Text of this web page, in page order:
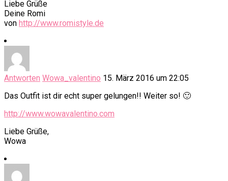
Liebe Grüße
Deine Romi
von http://www.romistyle.de
Antworten Wowa_valentino 15. März 2016 um 22:05
Das Outfit ist dir echt super gelungen!! Weiter so! 🙂
http://www.wowavalentino.com
Liebe Grüße,
Wowa